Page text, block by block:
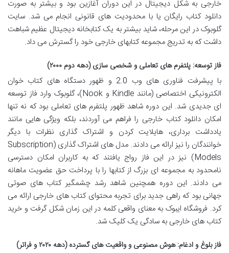
خارجی به شکل دیجیتال در این دوران آغازین بود و بیشتر به صورت
دانلود کتاب رایگان یا با محدودیت های قانونی انجام می شد. سایت
گلوبوک در این مرحله، شاید بیشتر به یک کتابخانه دیجیتال عظیم شباهت
داشت که به تدریج مجموعه کتابهای خارجی خود را گسترش می داد.
فاز توسعه: پلتفرم های تعاملی و شخصی سازی (دهه دوم ۲۰۰۰)
با پیشرفت فناوری های وب 2.0 و ظهور دستگاه های کتاب خوان
الکترونیکی اختصاصی (مانند Kindle و Nook)، گلوبوک وارد فاز توسعه
ای جدیدی شد. این دوره شاهد ظهور پلتفرم های تعاملی بود که نه تنها
امکان دانلود کتاب خارجی را فراهم می آوردند، بلکه ویژگی هایی مانند
یادداشت برداری، هایلایت کردن و اشتراک گذاری نظرات با دیگر
خوانندگان را نیز ارائه می دادند. مدل های اشتراک گذاری (Subscription
Models) نیز در این فاز رواج یافتند که به کاربران امکان دسترسی
نامحدود به مجموعه ای بزرگ از کتابها را با پرداخت حق عضویت ماهانه
می دادند. این دوره همچنین شاهد رشد چشمگیر کتاب های صوتی
جهانی بود که راهی جدید برای تجربه محتوای کتاب های خارجی ارائه می
کرد. فروشگاه ایبوک به معنای واقعی کلمه در این زمان شکل گرفت و خرید
کتاب های خارجی به سادگی یک کلیک شد.
فاز بلوغ و ادغام: هوش مصنوعی و واقعیت های گسترده (دهه ۲۰۲۰ و فراتر)